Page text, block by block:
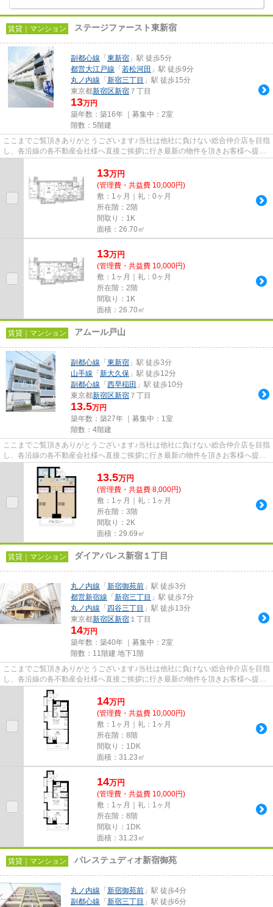
賃貸｜マンション ステージファースト東新宿
副都心線 「 東新宿 」駅 徒歩5分
都営大江戸線 「 若松河田 」駅 徒歩9分
丸ノ内線 「 新宿三丁目 」駅 徒歩15分
東京都新宿区新宿 ７丁目
13万円
築年数：築16年 ｜募集中： 2室
階数：5階建
ここまでご覧頂きありがとうございます♪当社は他社に負けない総合仲介店を目指
し、各沿線の各不動産会社様へ直接ご挨拶に行き最新の物件を頂きお客様へ提供
13万円
(管理費・共益費 10,000円)
敷：1ヶ月｜礼：0ヶ月
所在階：2階
間取り：1K
面積：26.70㎡
13万円
(管理費・共益費 10,000円)
敷：1ヶ月｜礼：0ヶ月
所在階：2階
間取り：1K
面積：26.70㎡
賃貸｜マンション アムール戸山
副都心線 「 東新宿 」駅 徒歩3分
山手線 「 新大久保 」駅 徒歩12分
副都心線 「 西早稲田 」駅 徒歩10分
東京都新宿区新宿 ７丁目
13.5万円
築年数：築27年 ｜募集中： 1室
階数：4階建
ここまでご覧頂きありがとうございます♪当社は他社に負けない総合仲介店を目指
し、各沿線の各不動産会社様へ直接ご挨拶に行き最新の物件を頂きお客様へ提供
しております！最新の情報は...
13.5万円
(管理費・共益費 8,000円)
敷：1ヶ月｜礼：1ヶ月
所在階：3階
間取り：2K
面積：29.69㎡
賃貸｜マンション ダイアパレス新宿１丁目
丸ノ内線 「 新宿御苑前 」駅 徒歩3分
都営新宿線 「 新宿三丁目 」駅 徒歩7分
丸ノ内線 「 四谷三丁目 」駅 徒歩13分
東京都新宿区新宿 １丁目
14万円
築年数：築40年 ｜募集中： 2室
階数：11階建 地下1階
ここまでご覧頂きありがとうございます♪当社は他社に負けない総合仲介店を目指
し、各沿線の各不動産会社様へ直接ご挨拶に行き最新の物件を頂きお客様へ提供
しております！最新の情報は...
14万円
(管理費・共益費 10,000円)
敷：1ヶ月｜礼：1ヶ月
所在階：8階
間取り：1DK
面積：31.23㎡
14万円
(管理費・共益費 10,000円)
敷：1ヶ月｜礼：1ヶ月
所在階：8階
間取り：1DK
面積：31.23㎡
賃貸｜マンション パレステュディオ新宿御苑
丸ノ内線 「 新宿御苑前 」駅 徒歩4分
副都心線 「 新宿三丁目 」駅 徒歩6分